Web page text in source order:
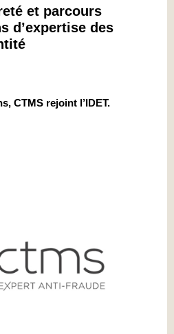
et parcours
d’expertise des
CTMS rejoint l’IDET.